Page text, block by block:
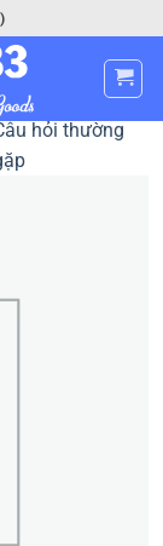
hỏi thường